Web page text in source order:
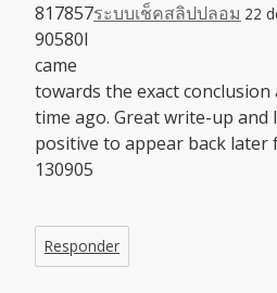
ระบบเช็คสลิปปลอม 22
817857
90580I
came
towards the exact
time ago. Great write-up and
positive to appear back later
130905
Responder